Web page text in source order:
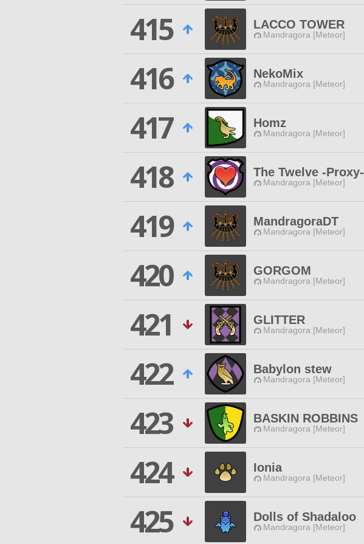
415
LACCO TOWER
Mandragora [Meteor]
416
NekoMix
Mandragora [Meteor]
417
Homz
Mandragora [Meteor]
418
The Twelve -Proxy-
Mandragora [Meteor]
419
MandragoraDT
Mandragora [Meteor]
420
GORGOM
Mandragora [Meteor]
421
GLITTER
Mandragora [Meteor]
422
Babylon stew
Mandragora [Meteor]
423
BASKIN ROBBINS
Mandragora [Meteor]
424
Ionia
Mandragora [Meteor]
425
Dolls of Shadaloo
Mandragora [Meteor]